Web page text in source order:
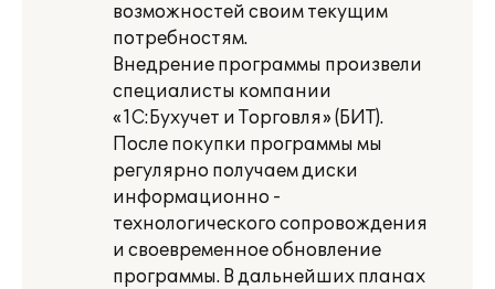
возможностей своим текущим
потребностям.
Внедрение программы произвели
специалисты компании
«1С:Бухучет и Торговля» (БИТ).
После покупки программы мы
регулярно получаем диски
информационно -
технологического сопровождения
и своевременное обновление
программы. В дальнейших планах